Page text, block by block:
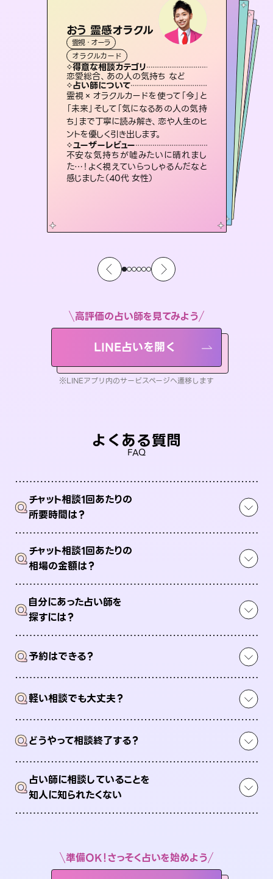
おう 霊感オラクル
霊視・オーラ
オラクルカード
得意な相談カテゴリ
恋愛総合、あの人の気持ち など
占い師について
霊視×オラクルカードを使って「今」と
「未来」そして「気になるあの人の気持
ち」まで丁寧に読み解き、恋や人生のヒ
ントを優しく引き出します。
ユーザーレビュー
不安な気持ちが嘘みたいに晴れまし
た…！よく視えていらっしゃるんだなと
感じました（40代 女性）
アイリス -iris-
西洋占星術
ルーン
得意な相談カテゴリ
恋愛総合、片想い、二人の未来 など
占い師について
復縁、恋愛、不倫の行方、同性愛や片
思い、仕事関係や借金問題まで知りた
いことや心の負担になっていることを
紐解き、背中をそっと押して導きます。
ユーザーレビュー
安心感のあり、言い切ってくれる所や濁
さない鑑定のおかげで、毎回自分の気
持ちを整えられます（30代 男性）
彗望
霊視・オーラ
スピリチュアル・リーディング
得意な相談カテゴリ
片想い、あの人の気持ち、復縁 など
占い師について
3,700年以上の歴史を持つ東洋最古の
占術「易占」で詳細まで占い、幸せへ向
かう道筋を示します。厳しい結果にも具
体的な対策をお伝えします。
ユーザーレビュー
複雑な背景もしっかり聞いて鑑定して
いただけました。気持ちが楽になりまし
た（50代 女性）
とうげんみう
霊視・オーラ
スピリチュアル・リーディング
得意な相談カテゴリ
片想い、あの人の気持ち、復縁 など
占い師について
恋愛のお悩みの中でも特に「曖昧な関係」の相談を得意としており、友達以上恋人未満なお相手との今後や本音を丁寧に読み解き恋愛成就へと導きます。
ユーザーレビュー
鑑定していただいてアドバイス通りに行
動すると仲が復活してきました。ありが
とうございました（40代 女性）
未来視師＊花
スピリチュアル・リーディング
得意な相談カテゴリ
出逢い、片想い、復縁 など
占い師について
未来には何パターンもの選択肢があり
ます。不安で視えにくくなっているあな
たの素敵な未来を見つけ、その未来を
選択できるようアドバイスします。
ユーザーレビュー
職場の人の性質や人間関係、本心など
本当によく視えていてびっくり。対策が
打てて前向きになれます（40代）
霊視・オーラ タロット
スピリチュアル・リーディング
得意な相談カテゴリ
片想い、二人の未来、年の差 など
占い師について
連絡再開、復縁、成就などの報告実績
多数。セラピストとして2万超の施術経
験があるからこそできる鑑定で、より良
い未来をサポートします。
ユーザーレビュー
とても心温まる鑑定でした。しかもこち
らは何も言っていないのに視えていらっ
しゃるんだなと驚きです（30代女性）
高評価の占い師を見てみよう
LINE占いを開く
※LINEアプリ内のサービスページへ遷移します
よくある質問
FAQ
Qチャット相談1回あたりの
所要時間は？
Qチャット相談1回あたりの
相場の金額は？
Q自分にあった占い師を
探すには？
Q予約はできる？
Q軽い相談でも大丈夫？
Qどうやって相談終了する？
Q占い師に相談していることを
知人に知られたくない
準備OK！さっそく占いを始めよう